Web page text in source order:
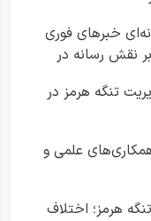
خبرهای فوری
نقش رسانه در
تنگه هرمز در
علمی و
هرمز؛ اختلاف